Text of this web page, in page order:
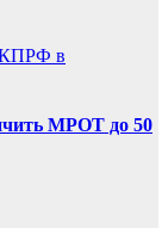
в
МРОТ до 50